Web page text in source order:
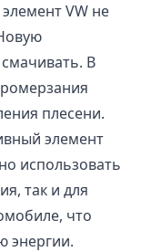
VW не
В
плесени.
элемент
использовать
так и для
что
энергии.